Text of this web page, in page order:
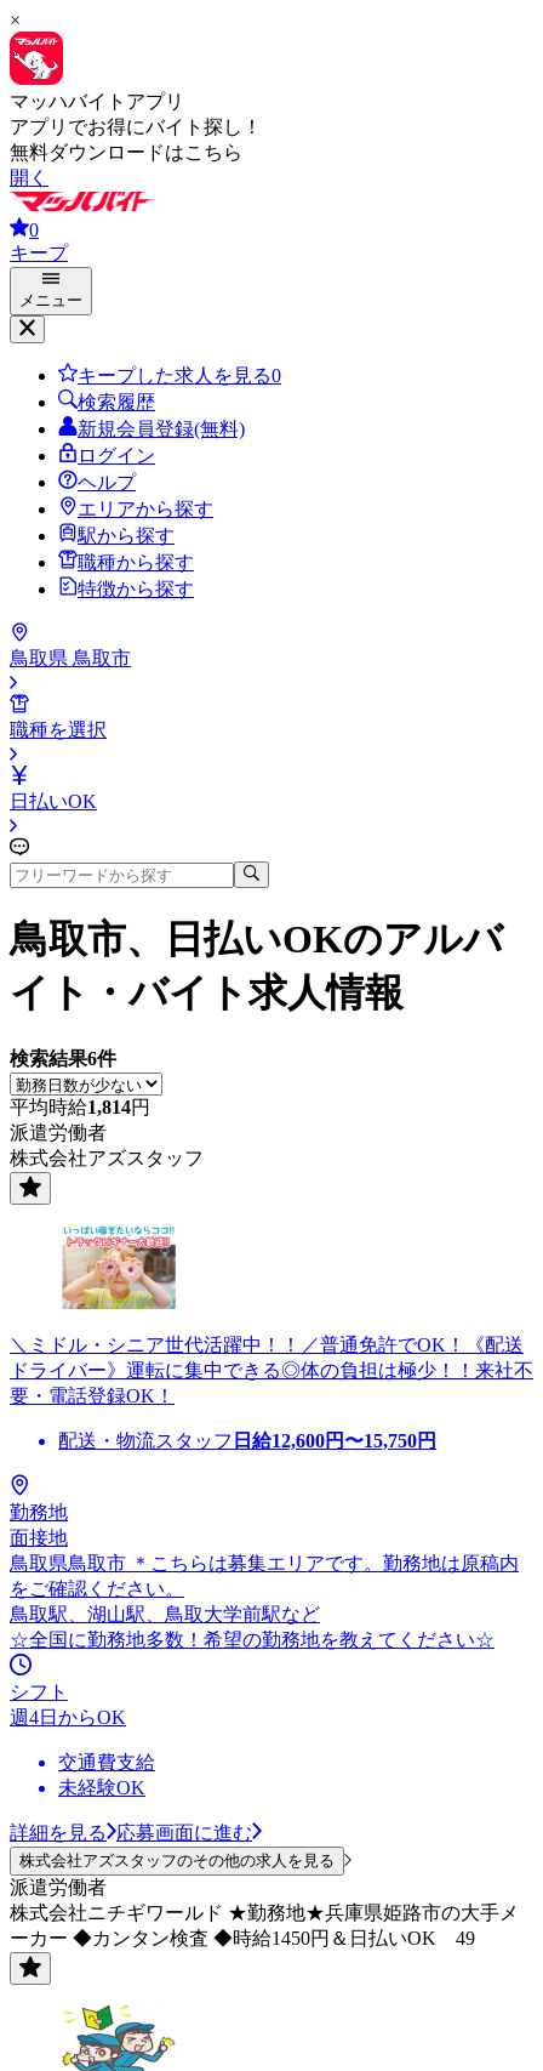
×
マッハバイトアプリ
アプリでお得にバイト探し！
無料ダウンロードはこちら
開く
0
キープ
メニュー
キープした求人を見る0
検索履歴
新規会員登録(無料)
ログイン
ヘルプ
エリアから探す
駅から探す
職種から探す
特徴から探す
鳥取県 鳥取市
職種を選択
日払いOK
鳥取市、日払いOKのアルバ
イト・バイト求人情報
検索結果6件
平均時給1,814円
派遣労働者
株式会社アズスタッフ
＼ミドル・シニア世代活躍中！！／普通免許でOK！《配送
ドライバー》運転に集中できる◎体の負担は極少！！来社不
要・電話登録OK！
配送・物流スタッフ 日給12,600円〜15,750円
勤務地
面接地
鳥取県鳥取市 ＊こちらは募集エリアです。勤務地は原稿内
をご確認ください。
鳥取駅、湖山駅、鳥取大学前駅など
☆全国に勤務地多数！希望の勤務地を教えてください☆
シフト
週4日からOK
交通費支給
未経験OK
詳細を見る 応募画面に進む
株式会社アズスタッフのその他の求人を見る
派遣労働者
株式会社ニチギワールド ★勤務地★兵庫県姫路市の大手メ
ーカー ◆カンタン検査 ◆時給1450円＆日払いOK 49